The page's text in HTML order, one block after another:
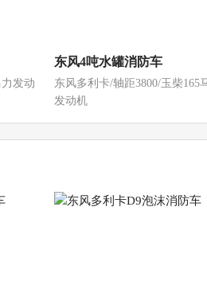
发动
东风4吨水罐消防车
东风多利卡/轴距3800/玉柴165
发动机